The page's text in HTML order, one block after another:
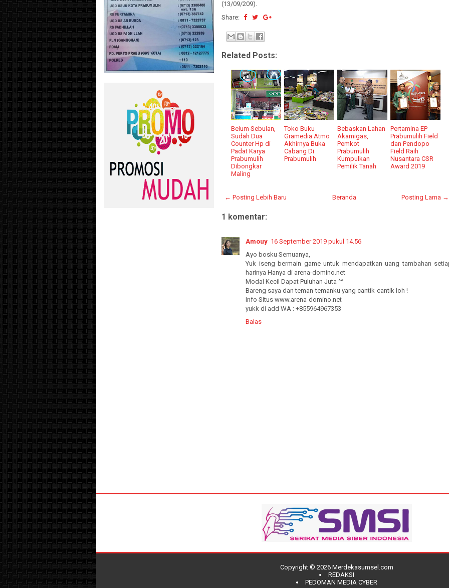
(13/09/209).
Share:
Related Posts:
Belum Sebulan,
Sudah Dua
Counter Hp di
Padat Karya
Prabumulih
Dibongkar
Maling
Toko Buku
Gramedia Atmo
Akhirnya Buka
Cabang Di
Prabumulih
Bebaskan Lahan
Akamigas,
Pemkot
Prabumulih
Kumpulkan
Pemilik Tanah
Pertamina EP
Prabumulih Field
dan Pendopo
Field Raih
Nusantara CSR
Award 2019
← Posting Lebih Baru Posting Lama →
Beranda
1 komentar:
Amouy 16 September 2019 pukul 14.56
Ayo bosku Semuanya,
Yuk iseng bermain game untuk mendapatkan uang tambahan
harinya Hanya di arena-domino.net
Modal Kecil Dapat Puluhan Juta ^^
Bareng saya dan teman-temanku yang cantik-cantik loh !
Info Situs www.arena-domino.net
yukk di add WA : +855964967353
Balas
Copyright © 2026 Merdekasumsel.com
REDAKSI
PEDOMAN MEDIA CYBER